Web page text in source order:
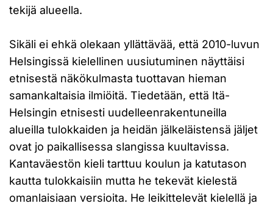
tekijä alueella.
Sikäli ei ehkä olekaan yllättävää, että 2010-luvun
Helsingissä kielellinen uusiutuminen näyttäisi
etnisestä näkökulmasta tuottavan hieman
samankaltaisia ilmiöitä. Tiedetään, että Itä-
Helsingin etnisesti uudelleenrakentuneilla
alueilla tulokkaiden ja heidän jälkeläistensä jäljet
ovat jo paikallisessa slangissa kuultavissa.
Kantaväestön kieli tarttuu koulun ja katutason
kautta tulokkaisiin mutta he tekevät kielestä
omanlaisiaan versioita. He leikittelevät kielellä ja